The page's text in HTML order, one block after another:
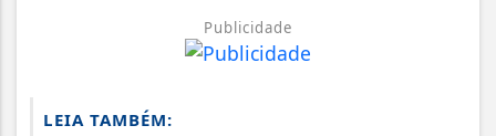
Publicidade
LEIA TAMBÉM: